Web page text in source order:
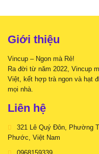
Giới thiệu
Vincup – Ngon mà Rẻ!
Ra đời từ năm 2022, Vincup
Việt, kết hợp trà ngon và hạt
mọi nhà.
Liên hệ
321 Lê Quý Đôn, Phường
Phước, Việt Nam